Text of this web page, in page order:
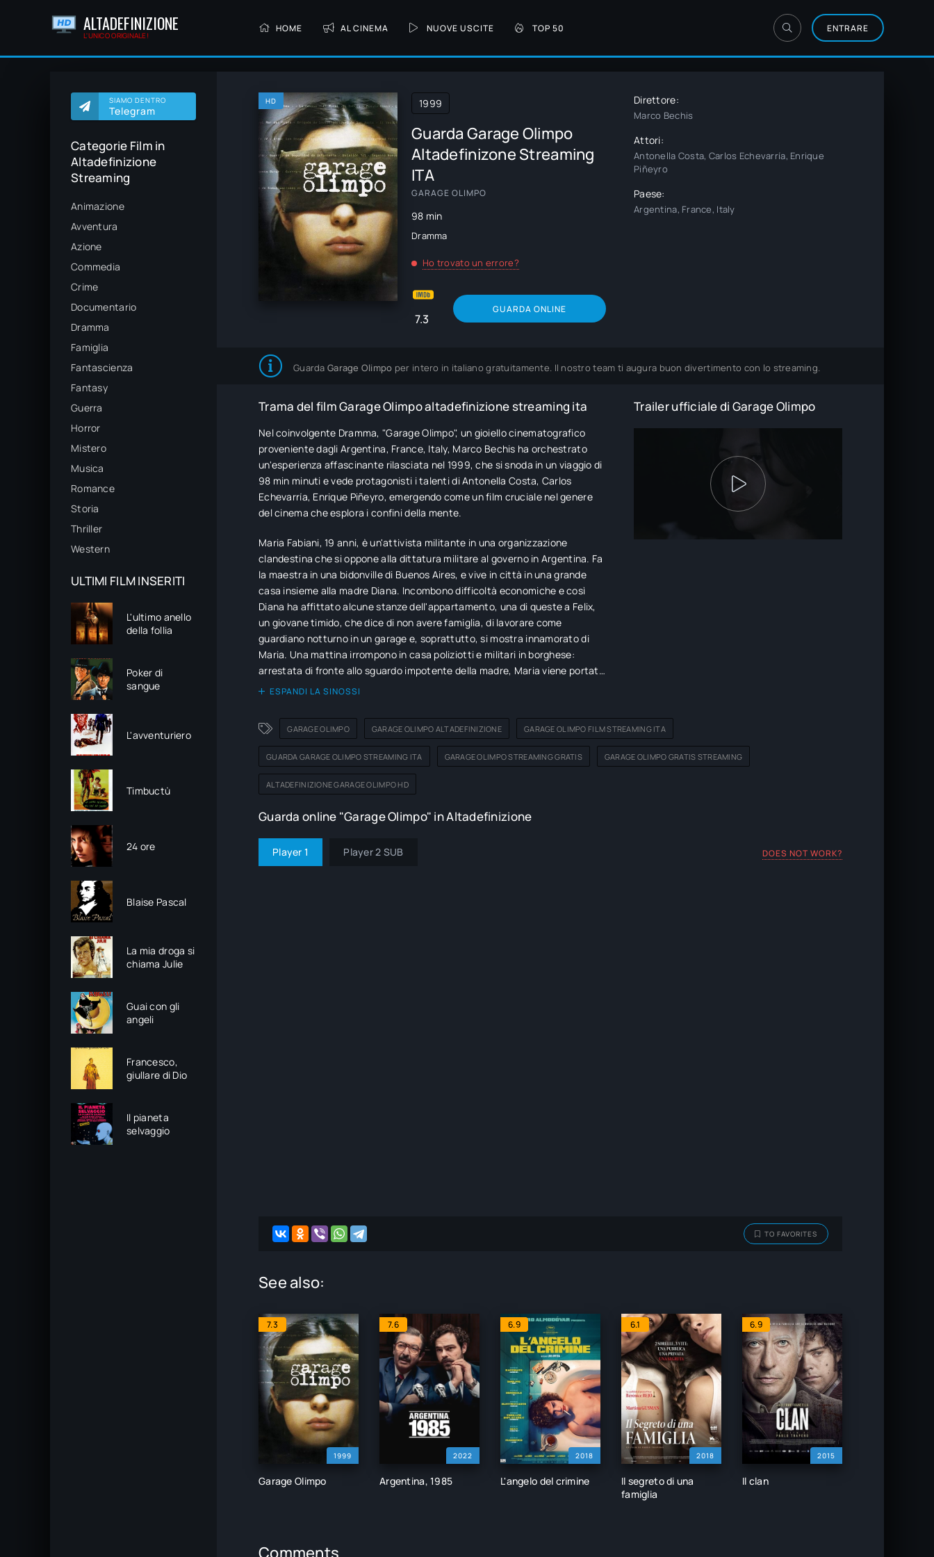
ALTADEFINIZIONE
L'UNICO ORIGINALE!
HOME AL CINEMA NUOVE USCITE TOP 50 ENTRARE
SIAMO DENTRO
Telegram
Categorie Film in
Altadefinizione
Streaming
Animazione
Avventura
Azione
Commedia
Crime
Documentario
Dramma
Famiglia
Fantascienza
Fantasy
Guerra
Horror
Mistero
Musica
Romance
Storia
Thriller
Western
ULTIMI FILM INSERITI
L'ultimo anello
della follia
Poker di
sangue
L'avventuriero
Timbuctù
24 ore
Blaise Pascal
La mia droga si
chiama Julie
Guai con gli
angeli
Francesco,
giullare di Dio
Il pianeta
selvaggio
HD
Guarda Garage Olimpo
Altadefinizone Streaming
ITA
GARAGE OLIMPO
98 min
Dramma
1999
Ho trovato un errore?
7.3
GUARDA ONLINE
Direttore:
Marco Bechis
Attori:
Antonella Costa, Carlos Echevarría, Enrique
Piñeyro
Paese:
Argentina, France, Italy
Guarda Garage Olimpo per intero in italiano gratuitamente. Il nostro team ti augura buon divertimento con lo streaming.
Trama del film Garage Olimpo altadefinizione streaming ita
Nel coinvolgente Dramma, "Garage Olimpo", un gioiello cinematografico
proveniente dagli Argentina, France, Italy, Marco Bechis ha orchestrato
un'esperienza affascinante rilasciata nel 1999, che si snoda in un viaggio di
98 min minuti e vede protagonisti i talenti di Antonella Costa, Carlos
Echevarría, Enrique Piñeyro, emergendo come un film cruciale nel genere
del cinema che esplora i confini della mente.
Maria Fabiani, 19 anni, è un'attivista militante in una organizzazione
clandestina che si oppone alla dittatura militare al governo in Argentina. Fa
la maestra in una bidonville di Buenos Aires, e vive in città in una grande
casa insieme alla madre Diana. Incombono difficoltà economiche e così
Diana ha affittato alcune stanze dell'appartamento, una di queste a Felix,
un giovane timido, che dice di non avere famiglia, di lavorare come
guardiano notturno in un garage e, soprattutto, si mostra innamorato di
Maria. Una mattina irrompono in casa poliziotti e militari in borghese:
arrestata di fronte allo sguardo impotente della madre, Maria viene portata
via e chiusa in prigione in un centro clandestino chiamato 'Garage Olimpo'.
uno dei suoi uomini più fidati: è Felix, l'affittuario.
ESPANDI LA SINOSSI
Trailer ufficiale di Garage Olimpo
GARAGE OLIMPO GARAGE OLIMPO ALTADEFINIZIONE GARAGE OLIMPO FILM STREAMING ITA
GUARDA GARAGE OLIMPO STREAMING ITA GARAGE OLIMPO STREAMING GRATIS GARAGE OLIMPO GRATIS STREAMING
ALTADEFINIZIONE GARAGE OLIMPO HD
Guarda online "Garage Olimpo" in Altadefinizione
Player 1 Player 2 SUB DOES NOT WORK?
TO FAVORITES
See also:
1999
7.3
Garage Olimpo
2022
7.6
Argentina, 1985
2018
6.9
L'angelo del crimine
2018
6.1
Il segreto di una
famiglia
2015
6.9
Il clan
Comments